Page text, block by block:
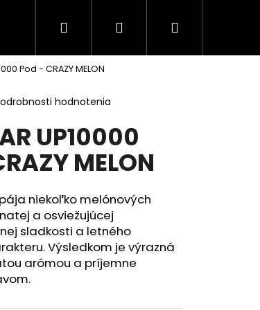
CANNA ENERGY VRECÚŠKA
Hľadať PrihlásenieNákupný
Pod - CRAZY MELON
hodnotenia
UP10000
MELON
niekoľko melónových
a osviežujúcej
sladkosti a letného
Výsledkom je výrazná
arómou a príjemne